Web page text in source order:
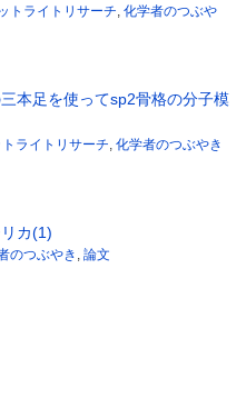
トライトリサーチ, 化学者のつぶや
本足を使ってsp2骨格の分子模
ライトリサーチ, 化学者のつぶやき
カ(1)
のつぶやき , 論文